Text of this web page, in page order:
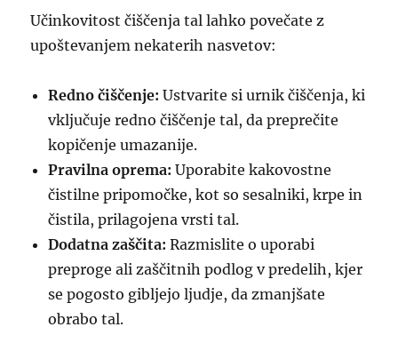
Učinkovitost čiščenja tal lahko povečate z
upoštevanjem nekaterih nasvetov:
Redno čiščenje: Ustvarite si urnik čiščenja, ki
vključuje redno čiščenje tal, da preprečite
kopičenje umazanije.
Pravilna oprema: Uporabite kakovostne
čistilne pripomočke, kot so sesalniki, krpe in
čistila, prilagojena vrsti tal.
Dodatna zaščita: Razmislite o uporabi
preproge ali zaščitnih podlog v predelih, kjer
se pogosto gibljejo ljudje, da zmanjšate
obrabo tal.